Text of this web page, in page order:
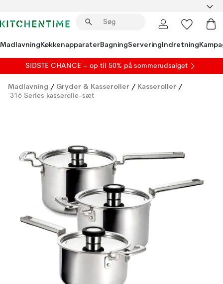
MadlavningKøkkenapparaterBagningServeringIndretning
SIDSTE CHANCE – op til 50% på sommerudsalget
Madlavning / Gryder & Kasseroller / Kasseroller /
316 Series kasserolle-sæt